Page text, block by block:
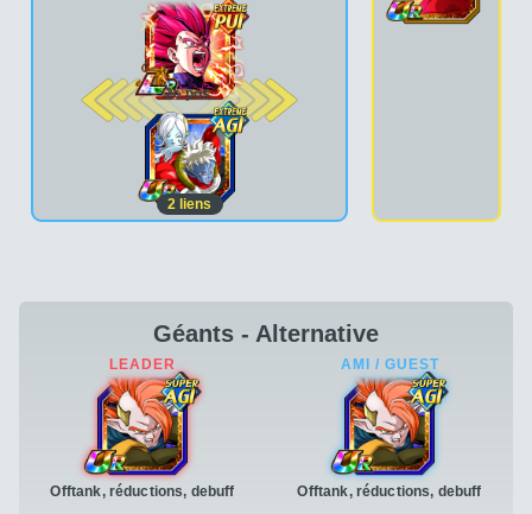
2e pos.
2 liens
Géants - Alternative
Offtank, réductions, debuff Offtank, réductions, debuff